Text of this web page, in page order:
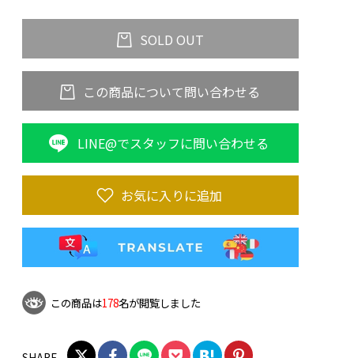
SOLD OUT
この商品について問い合わせる
LINE@でスタッフに問い合わせる
お気に入りに追加
この商品は178名が閲覧しました